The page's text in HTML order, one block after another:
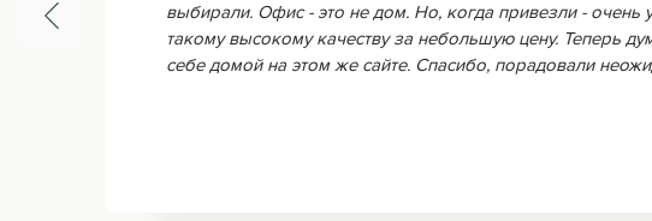
выбирали. Офис - это не дом. Но, когда привезли - очень
такому высокому качеству за небольшую цену. Теперь
себе домой на этом же сайте. Спасибо, порадовали